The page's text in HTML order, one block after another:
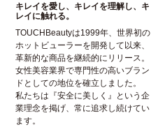
キレイを愛し、キレイを理解し、キ
レイに触れる。
TOUCHBeautyは1999年、世界初の
ホットビューラーを開発して以来、
革新的な商品を継続的にリリース。
女性美容業界で専門性の高いブラン
ドとしての地位を確立しました。
私たちは『安全に美しく』という企
業理念を掲げ、常に追求し続けてい
ます。